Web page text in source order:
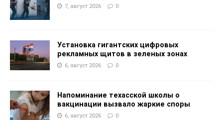
7, август 2026 0
Установка гигантских цифровых
рекламных щитов в зеленых зонах
6, август 2026 0
Напоминание техасской школы о
вакцинации вызвало жаркие споры
6, август 2026 0